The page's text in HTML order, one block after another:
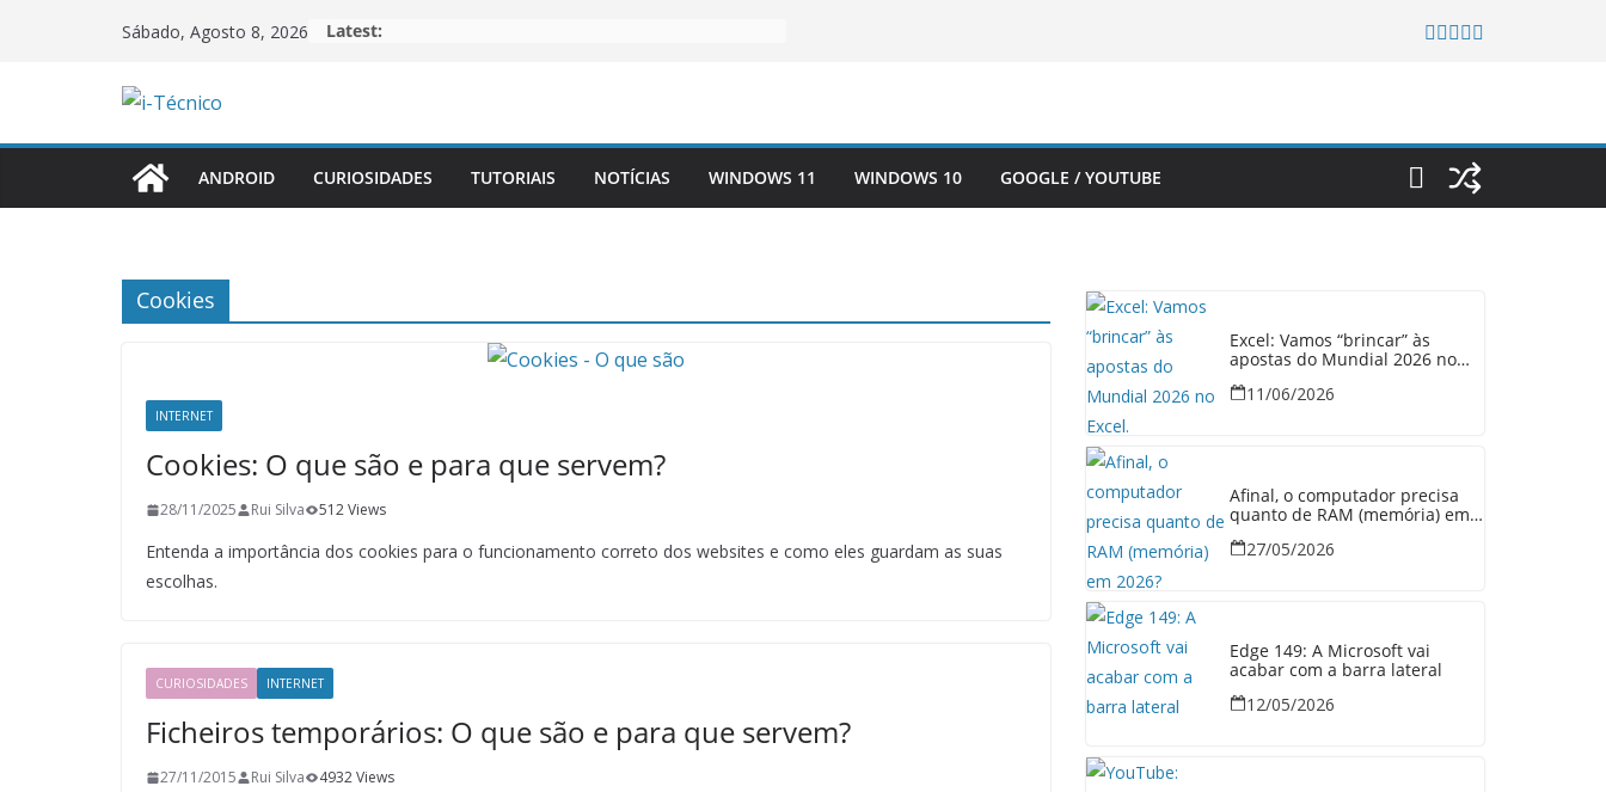
Sábado, Agosto 8, 2026 Latest:
ANDROID CURIOSIDADES TUTORIAIS NOTÍCIAS WINDOWS 11 WINDOWS 10 GOOGLE / YOUTUBE
Cookies
INTERNET
Cookies: O que são e para que servem?
28/11/2025 Rui Silva 512 Views
Entenda a importância dos cookies para o funcionamento correto dos websites e como eles guardam as suas
escolhas.
CURIOSIDADES INTERNET
Ficheiros temporários: O que são e para que servem?
27/11/2015 Rui Silva 4932 Views
Excel: Vamos “brincar” às
apostas do Mundial 2026 no
11/06/2026
Afinal, o computador precisa
quanto de RAM (memória) em
27/05/2026
Edge 149: A Microsoft vai
acabar com a barra lateral
12/05/2026